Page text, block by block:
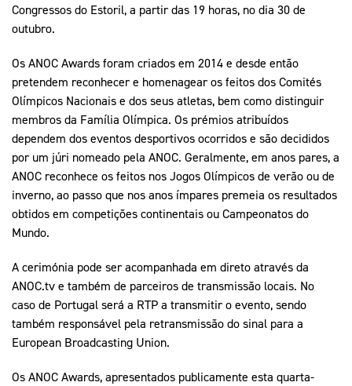
Congressos do Estoril, a partir das 19 horas, no dia 30 de
outubro.
Os ANOC Awards foram criados em 2014 e desde então
pretendem reconhecer e homenagear os feitos dos Comités
Olímpicos Nacionais e dos seus atletas, bem como distinguir
membros da Família Olímpica. Os prémios atribuídos
dependem dos eventos desportivos ocorridos e são decididos
por um júri nomeado pela ANOC. Geralmente, em anos pares, a
ANOC reconhece os feitos nos Jogos Olímpicos de verão ou de
inverno, ao passo que nos anos ímpares premeia os resultados
obtidos em competições continentais ou Campeonatos do
Mundo.
A cerimónia pode ser acompanhada em direto através da
ANOC.tv e também de parceiros de transmissão locais. No
caso de Portugal será a RTP a transmitir o evento, sendo
também responsável pela retransmissão do sinal para a
European Broadcasting Union.
Os ANOC Awards, apresentados publicamente esta quarta-